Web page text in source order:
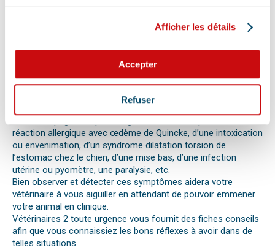
Afficher les détails
Accepter
Refuser
signaux. Tout comportement anormal ou abattement doit
Les difficultés respiratoires, pertes de conscience, les
vomissements, constipations ou diarrhées, une blessure, une
perte d’appétit soudaine sont autant de signes visibles que
votre chat, chien ou autre nouvel animal de compagnie ne va
réaction allergique avec œdème de Quincke, d’une intoxication
ou envenimation, d’un syndrome dilatation torsion de
l’estomac chez le chien, d’une mise bas, d’une infection
utérine ou pyomètre, une paralysie, etc.
Bien observer et détecter ces symptômes aidera votre
vétérinaire à vous aiguiller en attendant de pouvoir emmener
votre animal en clinique.
Vétérinaires 2 toute urgence vous fournit des fiches conseils
afin que vous connaissiez les bons réflexes à avoir dans de
telles situations.